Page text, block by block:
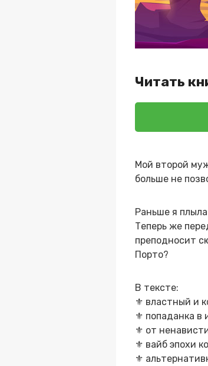
Читать
Мой второй
больше не
Раньше я
Теперь же
преподносит
Порто?
В тексте:
⚜️ властный и
⚜️ попаданка в
⚜️ от
⚜️ вайб эпохи
⚜️